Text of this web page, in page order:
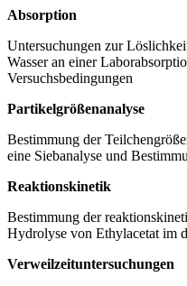
Absorption
Untersuchungen zur
Wasser an einer
Versuchsbedingungen
Partikelgrößenanalyse
Bestimmung der
eine Siebanalyse und
Reaktionskinetik
Bestimmung der
Hydrolyse von Ethylacetat im
Verweilzeituntersuchungen